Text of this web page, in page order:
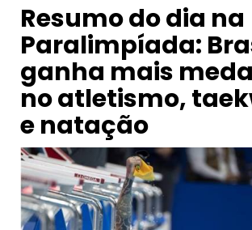
Resumo do dia na
Paralimpíada:
ganha mais
no atletismo,
e natação